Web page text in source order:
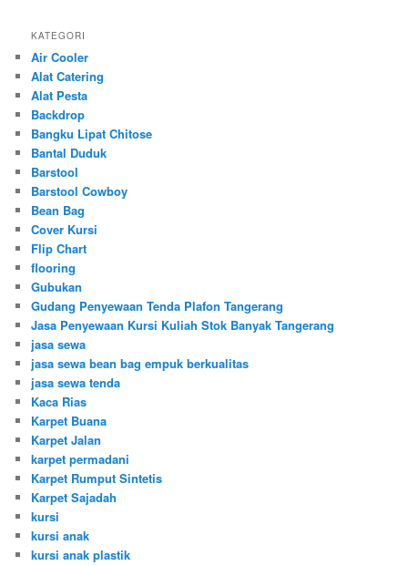
KATEGORI
Air Cooler
Alat Catering
Alat Pesta
Backdrop
Bangku Lipat Chitose
Bantal Duduk
Barstool
Barstool Cowboy
Bean Bag
Cover Kursi
Flip Chart
flooring
Gubukan
Gudang Penyewaan Tenda Plafon Tangerang
Jasa Penyewaan Kursi Kuliah Stok Banyak Tangerang
jasa sewa
jasa sewa bean bag empuk berkualitas
jasa sewa tenda
Kaca Rias
Karpet Buana
Karpet Jalan
karpet permadani
Karpet Rumput Sintetis
Karpet Sajadah
kursi
kursi anak
kursi anak plastik